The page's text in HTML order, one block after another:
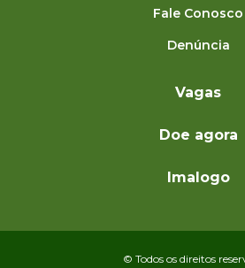
Fale Conosco
Denúncia
Vagas
Doe agora
Imalogo
© Todos os direitos